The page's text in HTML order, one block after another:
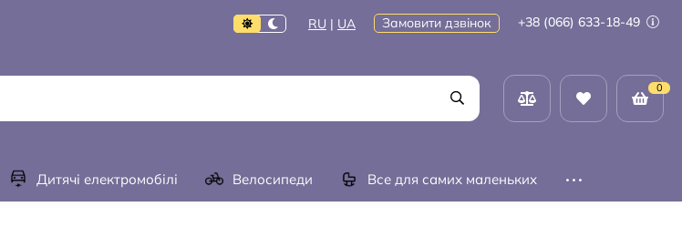
RU | UA Замовити дзвінок +38 (066) 633-18-49
0
Дитячі електромобілі Велосипеди Все для самих маленьких